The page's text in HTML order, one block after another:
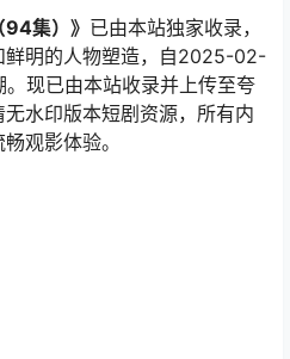
94集）》 已由本站独家收录，
鲜明的人物塑造，自2025-02-
现已由本站收录并上传至夸
水印版本短剧资源，所有内
观影体验。